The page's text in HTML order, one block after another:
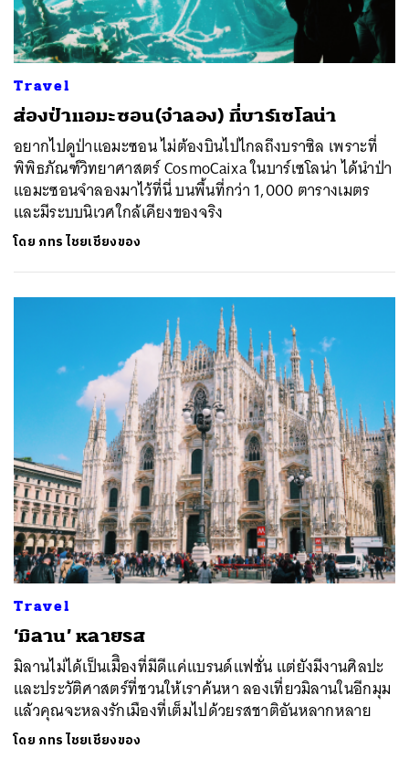
Travel
ส่องป่าแอมะซอน(จำลอง) ที่บาร์เซโลน่า
อยากไปดูป่าแอมะซอน ไม่ต้องบินไปไกลถึงบราซิล เพราะที่
พิพิธภัณฑ์วิทยาศาสตร์ CosmoCaixa ในบาร์เซโลน่า ได้นำป่า
แอมะซอนจำลองมาไว้ที่นี่ บนพื้นที่กว่า 1,000 ตารางเมตร
และมีระบบนิเวศใกล้เคียงของจริง
โดย ภทร ไชยเชียงของ
Travel
‘มิลาน’ หลายรส
มิลานไม่ได้เป็นเมืิองที่มีดีแค่แบรนด์แฟชั่น แต่ยังมีงานศิลปะ
และประวัติศาสตร์ที่ชวนให้เราค้นหา ลองเที่ยวมิลานในอีกมุม
แล้วคุณจะหลงรักเมืองที่เต็มไปด้วยรสชาติอันหลากหลาย
โดย ภทร ไชยเชียงของ